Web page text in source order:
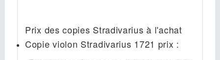
Prix des copies Stradivarius à l'achat
Copie violon Stradivarius 1721 prix :